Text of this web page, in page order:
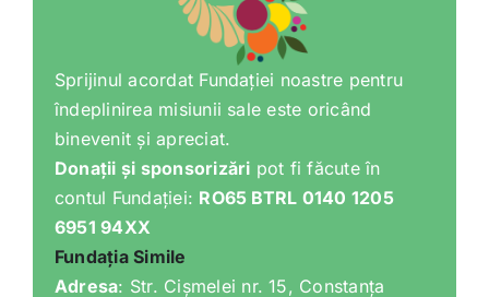
Shop
Tratamente naturale
Iubim fructele
Sprijinul acordat Fundației noastre pentru
îndeplinirea misiunii sale este oricând
binevenit și apreciat.
Donații și sponsorizări pot fi făcute în
contul Fundației: RO65 BTRL 0140 1205
6951 94XX
Fundația Simile
Adresa: Str. Cișmelei nr. 15, Constanța